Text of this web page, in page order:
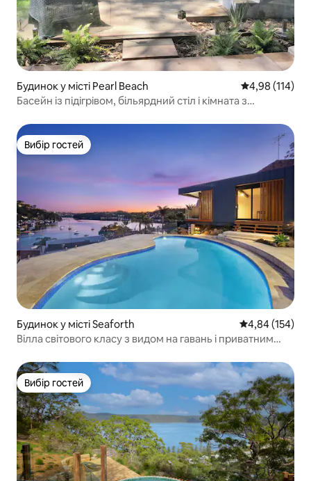
Будинок у місті Pearl Beach Середня
4,98 (114)
Басейн із підігрівом, більярдний стіл і кімната з
Вибір гостей
Вибір гостей
Будинок у місті Seaforth Середня
4,84 (154)
Вілла світового класу з видом на гавань і приватним
Вибір гостей
Вибір гостей